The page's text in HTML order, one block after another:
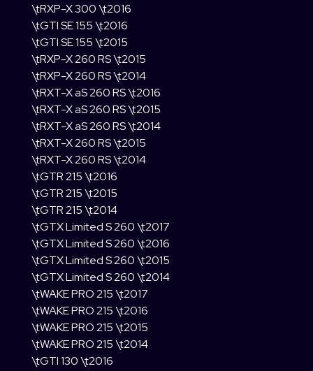
\tRXP-X 300 \t2016
\tGTI SE 155 \t2016
\tGTI SE 155 \t2015
\tRXP-X 260 RS \t2015
\tRXP-X 260 RS \t2014
\tRXT-X aS 260 RS \t2016
\tRXT-X aS 260 RS \t2015
\tRXT-X aS 260 RS \t2014
\tRXT-X 260 RS \t2015
\tRXT-X 260 RS \t2014
\tGTR 215 \t2016
\tGTR 215 \t2015
\tGTR 215 \t2014
\tGTX Limited S 260 \t2017
\tGTX Limited S 260 \t2016
\tGTX Limited S 260 \t2015
\tGTX Limited S 260 \t2014
\tWAKE PRO 215 \t2017
\tWAKE PRO 215 \t2016
\tWAKE PRO 215 \t2015
\tWAKE PRO 215 \t2014
\tGTI 130 \t2016